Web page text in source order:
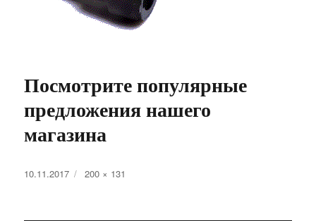
Посмотрите популярные
предложения нашего
магазина
Опубликовано
10.11.2017
Полный
200 × 131